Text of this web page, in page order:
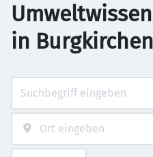
in